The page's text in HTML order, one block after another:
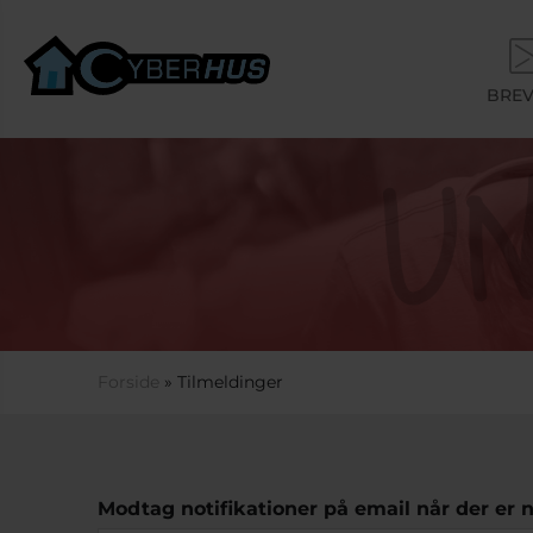
Du er her
Forside » Tilmeldinger
Modtag notifikationer på email når der er